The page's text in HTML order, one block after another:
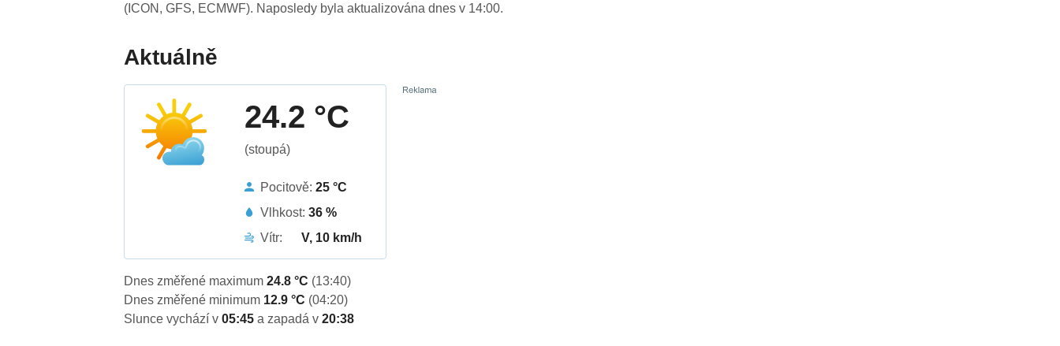
(ICON, GFS, ECMWF). Naposledy byla aktualizována dnes v 14:00.
Aktuálně
24.2 °C
(stoupá)
Pocitově:25 °C
Vlhkost:36 %
Vítr:
V, 10 km/h
Dnes změřené maximum24.8 °C (13:40)
Dnes změřené minimum 12.9 °C (04:20)
Slunce vychází v05:45a zapadá v20:38